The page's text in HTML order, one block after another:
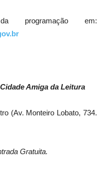
programação em:
Amiga da Leitura
(Av. Monteiro Lobato, 734.
Gratuita.